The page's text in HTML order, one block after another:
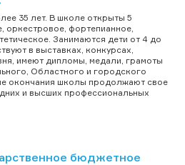
35 лет. В школе открыты 5
оркестровое, фортепианное,
Занимаются дети от 4 до
в выставках, конкурсах,
имеют дипломы, медали, грамоты
Областного и городского
окончания школы продолжают свое
и высших профессиональных
бюджетное